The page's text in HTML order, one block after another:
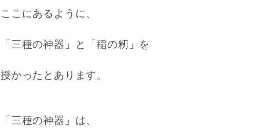
ここにあるように、
「三種の神器」と「稲の籾」を
授かったとあります。
「三種の神器」は、